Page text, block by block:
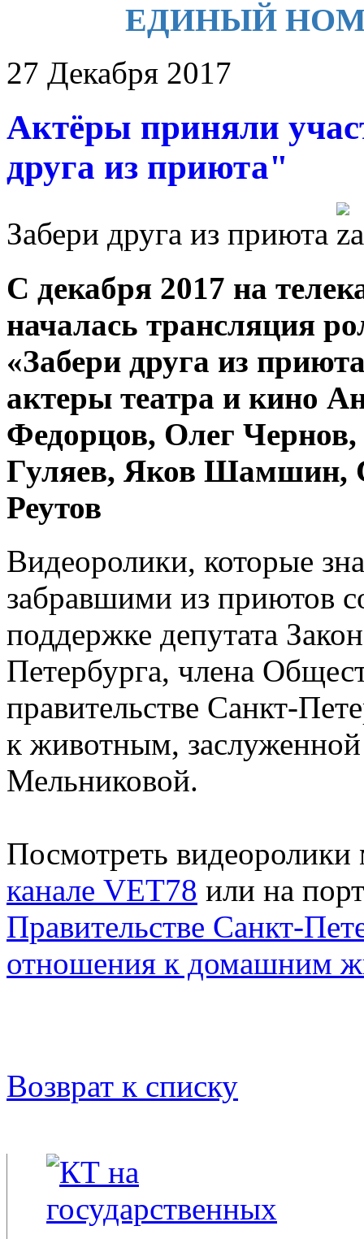
ЕДИНЫЙ
27 Декабря 2017
Актёры приняли
друга из приюта"
Забери друга из приюта
С декабря 2017 на
началась трансляция
«Забери друга из
актеры театра и кино
Федорцов, Олег
Гуляев, Яков Шамшин,
Реутов
Видеоролики, которые
забравшими из приютов
поддержке депутата
Петербурга, члена
правительстве Санкт-
к животным,
Мельниковой.
Посмотреть
канале VET78 или на
Правительстве Санкт-
отношения к домашним
Возврат к списку